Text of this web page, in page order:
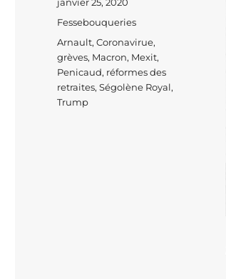
Catégories
Fessebouqueries
Étiquettes
Arnault,Coronavirue,
grèves, Macron, Mexit,
Penicaud, réformes des
retraites,Ségolène Royal,
Trump